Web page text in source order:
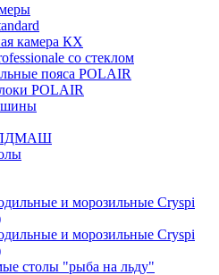
камера КХ
со стеклом
пояса POLAIR
POLAIR
и морозильные Cryspi
и морозильные Cryspi
столы "рыба на льду"